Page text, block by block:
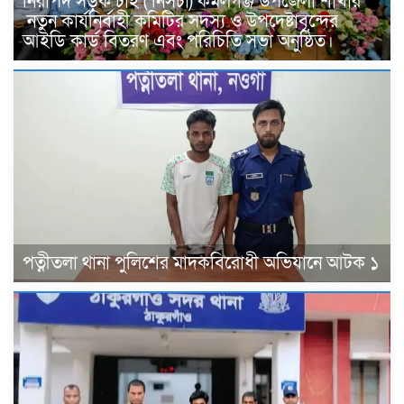
নতুন কার্যনির্বাহী কমিটির সদস্য ও উপদেষ্টাবৃন্দের
আইডি কার্ড বিতরণ এবং পরিচিতি সভা অনুষ্ঠিত।
পত্নীতলা থানা পুলিশের মাদকবিরোধী অভিযানে আটক ১